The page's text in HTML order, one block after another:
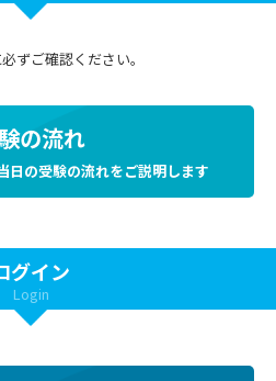
ずご確認ください。
の流れ
日の受験の流れをご説明します
グイン
Login